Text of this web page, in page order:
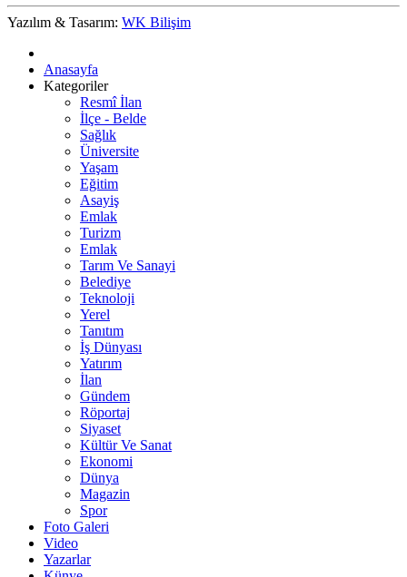
Yazılım & Tasarım: WK Bilişim
Anasayfa
Kategoriler
Resmî İlan
İlçe - Belde
Sağlık
Üniversite
Yaşam
Eğitim
Asayiş
Emlak
Turizm
Emlak
Tarım Ve Sanayi
Belediye
Teknoloji
Yerel
Tanıtım
İş Dünyası
Yatırım
İlan
Gündem
Röportaj
Siyaset
Kültür Ve Sanat
Ekonomi
Dünya
Magazin
Spor
Foto Galeri
Video
Yazarlar